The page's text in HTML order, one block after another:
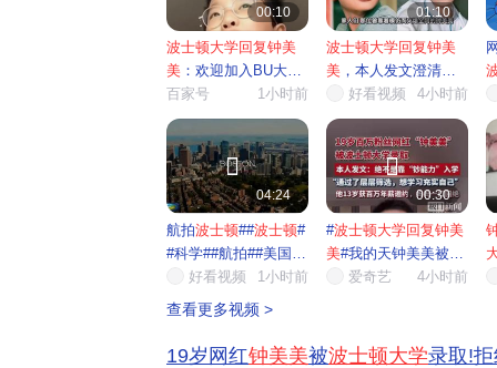
00:10
波士顿大学回复钟美
美 ：欢迎加入BU大家
庭
百家号 1小时前
01:10
波士顿大学回复钟美
美 ，本人发文澄清留
学相关...
好看视频 4小时前

04:24
航拍波士顿##波士顿#
#科学##航拍##美国##
波士...好看视频 1小时前

00:30
#波士顿大学回复钟美
美#我的天钟美美被波
士顿...爱奇艺 4小时前
查看更多视频 >
19岁网红钟美美被波士顿大学录取!